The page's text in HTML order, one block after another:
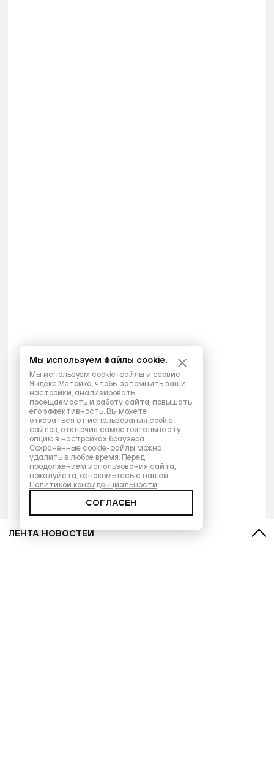
ЛЕНТА НОВОСТЕЙ
Мы используем файлы cookie.
Мы используем cookie-файлы и сервис
Яндекс.Метрика, чтобы запомнить ваши
настройки, анализировать
посещаемость и работу сайта, повышать
его эффективность. Вы можете
отказаться от использования cookie-
файлов, отключив самостоятельно эту
опцию в настройках браузера.
Сохраненные cookie-файлы можно
удалить в любое время. Перед
продолжением использования сайта,
пожалуйста, ознакомьтесь с нашей
Политикой конфиденциальности.
СОГЛАСЕН